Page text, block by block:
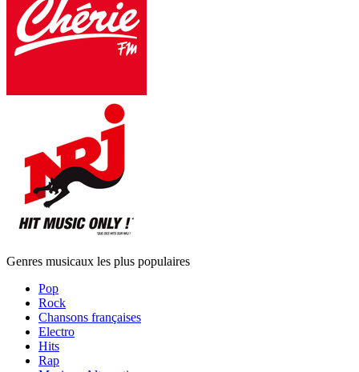
Genres musicaux les plus populaires
Pop
Rock
Chansons françaises
Electro
Hits
Rap